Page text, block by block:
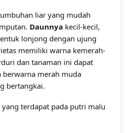
liar yang mudah
Daunnya kecil-kecil,
lonjong dengan ujung
memiliki warna kemerah-
dan tanaman ini dapat
berwarna merah muda
bertangkai.
terdapat pada putri malu